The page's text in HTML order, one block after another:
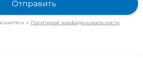
Отправить
с Политикой конфиденциальности